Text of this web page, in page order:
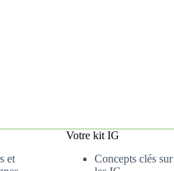
et
Votre kit IG
Concepts clés sur